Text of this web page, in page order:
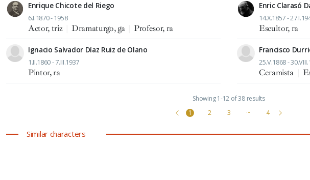
Enrique Chicote del Riego
6.I.1870 - 1958
Actor, triz Dramaturgo, ga Profesor, ra
Enric Clarasó
14.X.1857 -
Escultor, ra
Ignacio Salvador Díaz Ruiz de Olano
1.II.1860 - 7.III.1937
Pintor, ra
Francisco
25.V.1868 -
Ceramista
Showing 1-12 of 38 results
1
2 3 ··· 4
Similar characters